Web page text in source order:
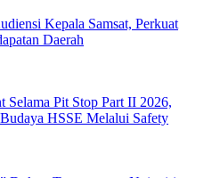
Kepala Samsat, Perkuat
Daerah
Selama Pit Stop Part II 2026,
HSSE Melalui Safety